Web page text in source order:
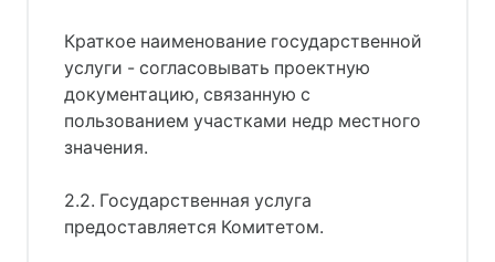
Краткое наименование государственной
услуги - согласовывать проектную
документацию, связанную с
пользованием участками недр местного
значения.
2.2. Государственная услуга
предоставляется Комитетом.